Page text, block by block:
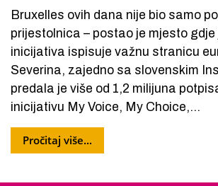
Bruxelles ovih dana nije bio samo
prijestolnica – postao je mjesto gdje
inicijativa ispisuje važnu stranicu
Severina, zajedno sa slovenskim
predala je više od 1,2 milijuna
inicijativu My Voice, My Choice,...
Pročitaj više...